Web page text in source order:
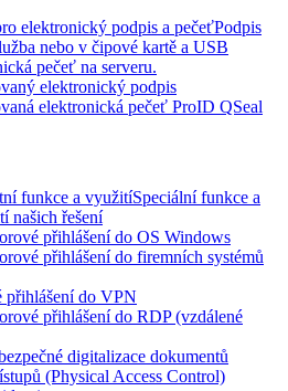
elektronický podpis a pečeťPodpis
nebo v čipové kartě a USB
pečeť na serveru.
elektronický podpis
elektronická pečeť ProID QSeal
funkce a využitíSpeciální funkce a
našich řešení
přihlášení do OS Windows
přihlášení do firemních systémů
přihlášení do VPN
přihlášení do RDP (vzdálené
digitalizace dokumentů
(Physical Access Control)